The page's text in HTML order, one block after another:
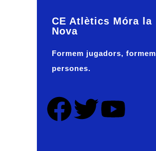
CE Atlètics Móra la
Nova
Formem jugadors, formem
persones.